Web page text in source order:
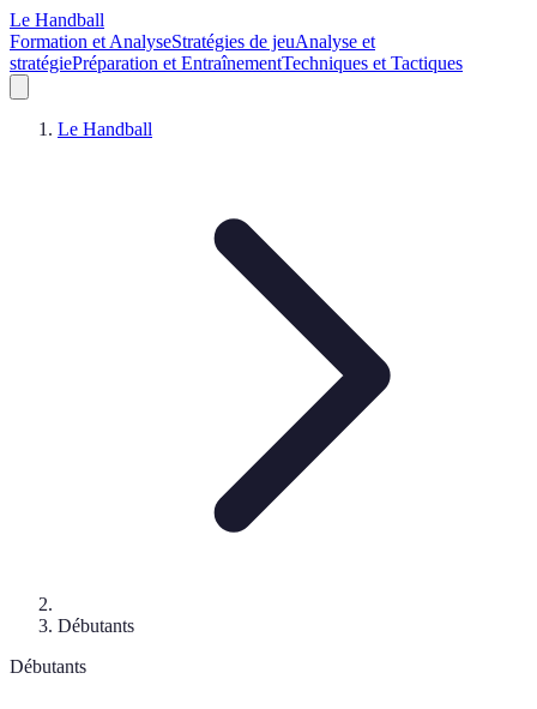
Le Handball
Formation et AnalyseStratégies de jeuAnalyse et
stratégiePréparation et EntraînementTechniques et Tactiques
Le Handball
Débutants
Débutants